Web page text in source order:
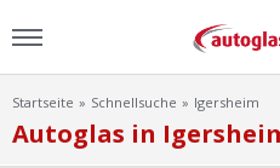
Startseite Schnellsuche Igersheim
Autoglas in